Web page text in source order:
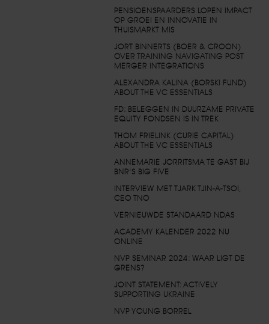
PENSIOENSPAARDERS LOPEN IMPACT
OP GROEI EN INNOVATIE IN
THUISMARKT MIS
JORT BINNERTS (BOER & CROON)
OVER TRAINING NAVIGATING POST
MERGER INTEGRATIONS
ALEXANDRA KALINA (BORSKI FUND)
ABOUT THE VC ESSENTIALS
FD: BELEGGEN IN DUURZAME PRIVATE
EQUITY FONDSEN IS IN TREK
THOM FRIELINK (CURIE CAPITAL)
ABOUT THE VC ESSENTIALS
ANNEMARIE JORRITSMA TE GAST BIJ
BNR'S BIG FIVE
INTERVIEW MET TJARK TJIN-A-TSOI,
CEO TNO
VERNIEUWDE STANDAARD NDAS
ACADEMY KALENDER 2022 NU
ONLINE
NVP SEMINAR 2024: WAAR LIGT DE
GRENS?
JOINT STATEMENT: ACTIVELY
SUPPORTING UKRAINE
NVP YOUNG BORREL